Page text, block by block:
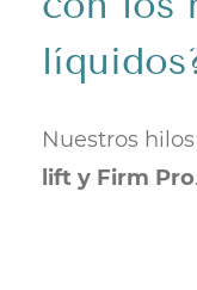
Nuestros
lift y Firm Pro.